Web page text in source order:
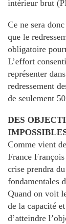
intérieur brut
Ce ne sera
que le
obligatoire
L’effort
représenter
redressement
de seulement
DES
Comme vient
France
crise prendra
fondamentales
Quand on voit
de la capacité
d’atteindre